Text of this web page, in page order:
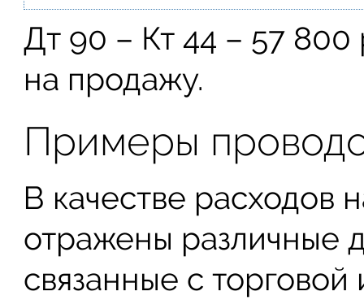
Дт 90 – Кт 44 – 57
на продажу.
Примеры
В качестве расходов
отражены различные
связанные с